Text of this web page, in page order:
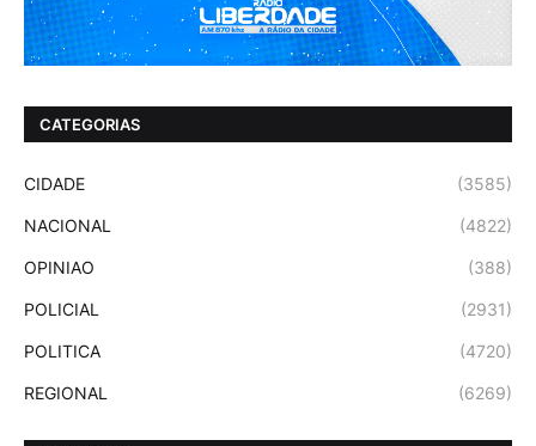
CATEGORIAS
CIDADE (3585)
NACIONAL (4822)
OPINIAO (388)
POLICIAL (2931)
POLITICA (4720)
REGIONAL (6269)